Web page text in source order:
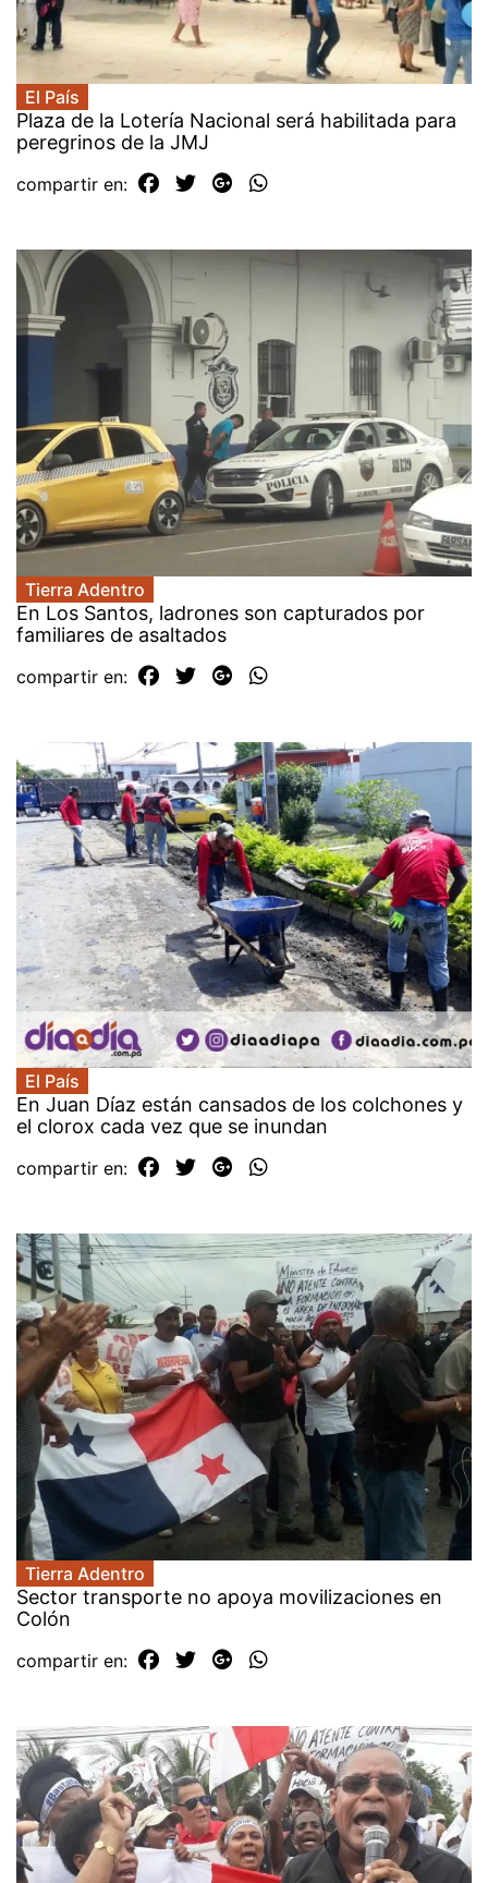
El País
Plaza de la Lotería Nacional será habilitada para
peregrinos de la JMJ
compartir en:
Tierra Adentro
En Los Santos, ladrones son capturados por
familiares de asaltados
compartir en:
El País
En Juan Díaz están cansados de los colchones y
el clorox cada vez que se inundan
compartir en:
Tierra Adentro
Sector transporte no apoya movilizaciones en
Colón
compartir en: